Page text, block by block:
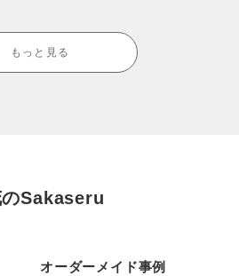
もっと見る
のSakaseru
オーダーメイド事例